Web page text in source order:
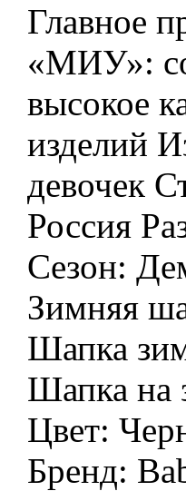
Главное
«МИУ»:
высокое
изделий
девочек
Россия
Сезон:
Зимняя
Шапка
Шапка на
Цвет:
Бренд: